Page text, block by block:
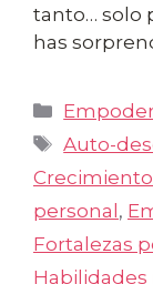
tanto… solo
has
Auto-
personal ,
Fortalezas
Habilidades